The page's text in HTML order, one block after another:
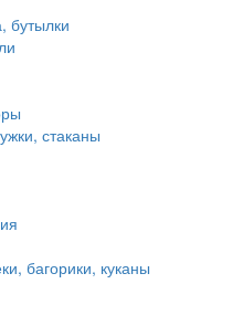
бутылки
стаканы
багорики, куканы